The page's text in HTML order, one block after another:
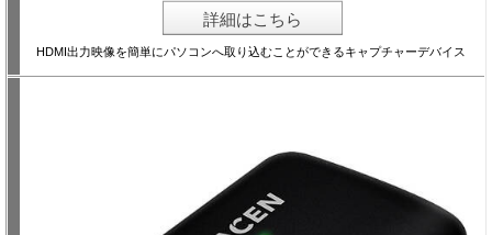
詳細はこちら
HDMI出力映像を簡単にパソコンへ取り込むことができるキャプチャーデバイス